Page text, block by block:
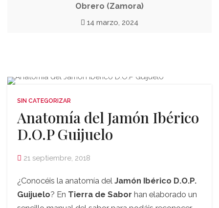
Obrero (Zamora)
14 marzo, 2024
SIN CATEGORIZAR
Anatomía del Jamón Ibérico
D.O.P Guijuelo
21 septiembre, 2018
¿Conocéis la anatomía del Jamón Ibérico D.O.P.
Guijuelo? En Tierra de Sabor han elaborado un